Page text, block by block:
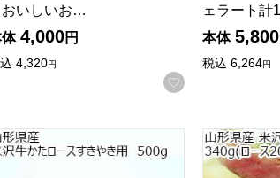
おいしいお…
4,000円
4,320円
お気に入りに登
ェラート計
本体 5,800
税込 6,264円
形県産 山形県産 米沢牛かたロースすきや
山形県産